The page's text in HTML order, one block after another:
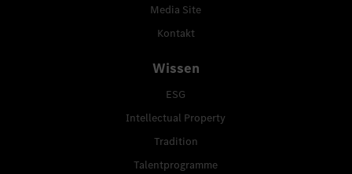
Media Site
Kontakt
Wissen
ESG
Intellectual Property
Tradition
Talentprogramme